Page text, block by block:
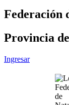
Federación
Provincia
Ingresar